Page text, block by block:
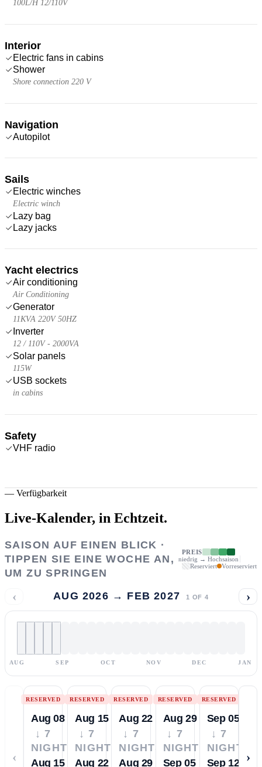
100L/H 12/110V
Interior
Electric fans in cabins
Shower
Shore connection 220 V
Navigation
Autopilot
Sails
Electric winches
Electric winch
Lazy bag
Lazy jacks
Yacht electrics
Air conditioning
Air Conditioning
Generator
11KVA 220V 50HZ
Inverter
12 / 110V - 2000VA
Solar panels
115W
USB sockets
in cabins
Safety
VHF radio
— Verfügbarkeit
Live-Kalender, in Echtzeit.
SAISON AUF EINEN BLICK ·
TIPPEN SIE EINE WOCHE AN,
UM ZU SPRINGEN
PREIS
niedrig → Hochsaison
Reserviert
Vorreserviert
‹ AUG 2026 → FEB 2027 1 OF 4 ›
AUG SEP OCT NOV DEC JAN
‹
RESERVED
Aug 08
↓ 7
NIGHTS
Aug 15
RESERVED
Aug 15
↓ 7
NIGHTS
Aug 22
RESERVED
Aug 22
↓ 7
NIGHTS
Aug 29
RESERVED
Aug 29
↓ 7
NIGHTS
Sep 05
RESERVED
Sep 05
↓ 7
NIGHTS
Sep 12
›